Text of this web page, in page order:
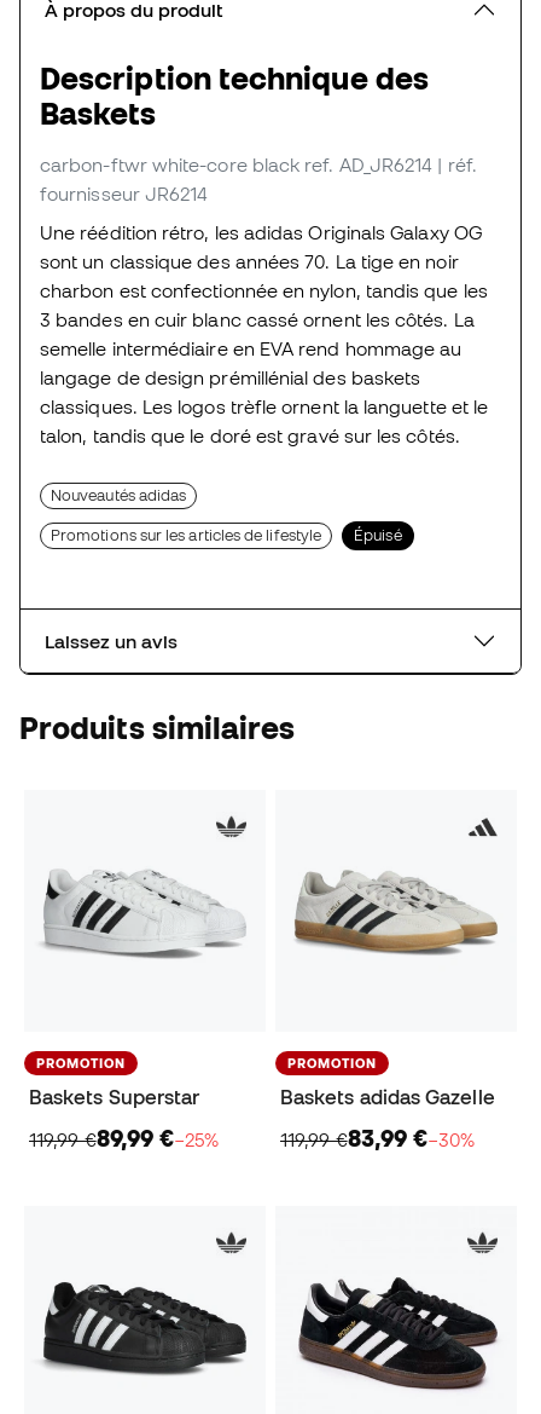
À propos du produit
Description technique des
Baskets
carbon-ftwr white-core black ref. AD_JR6214 | réf.
fournisseur JR6214
Une réédition rétro, les adidas Originals Galaxy OG
sont un classique des années 70. La tige en noir
charbon est confectionnée en nylon, tandis que les
3 bandes en cuir blanc cassé ornent les côtés. La
semelle intermédiaire en EVA rend hommage au
langage de design prémillénial des baskets
classiques. Les logos trèfle ornent la languette et le
talon, tandis que le doré est gravé sur les côtés.
Nouveautés adidas
Promotions sur les articles de lifestyle Épuisé
Laissez un avis
Produits similaires
PROMOTION
Baskets Superstar
119,99 €89,99 €−25%
PROMOTION
Baskets adidas Gazelle
119,99 €83,99 €−30%